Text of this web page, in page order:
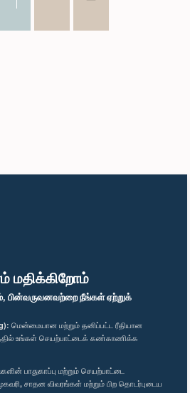
மதிக்கிறோம்
பின்வருவனவற்றை நீங்கள் ஏற்றுக்
மென்மையான மற்றும் தனிப்பட்ட ரீதியான
உங்கள் செயற்பாட்டைக் கண்காணிக்க
பாதுகாப்பு மற்றும் செயற்பாட்டை
சாதன விவரங்கள் மற்றும் பிற தொடர்புடைய